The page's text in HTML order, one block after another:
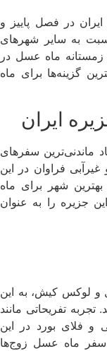
در فصل پاییز و
به سایر شهرهای
زمستانه ماه عسل در
گزینه‌ها برای ماه
ایران
ماندنی‌ترین سفرهای
فراوان در این
شهر برای ماه
جزیره را به عنوان
و لوکس کیش، به این
تفریحاتی مانند
و فلای بورد در این
سفر ماه عسل زوج‌ها